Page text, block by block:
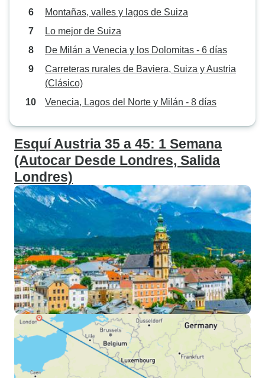
Montañas, valles y lagos de Suiza
Lo mejor de Suiza
De Milán a Venecia y los Dolomitas - 6 días
Carreteras rurales de Baviera, Suiza y Austria
(Clásico)
Venecia, Lagos del Norte y Milán - 8 días
Esquí Austria 35 a 45: 1 Semana
(Autocar Desde Londres, Salida
Londres)